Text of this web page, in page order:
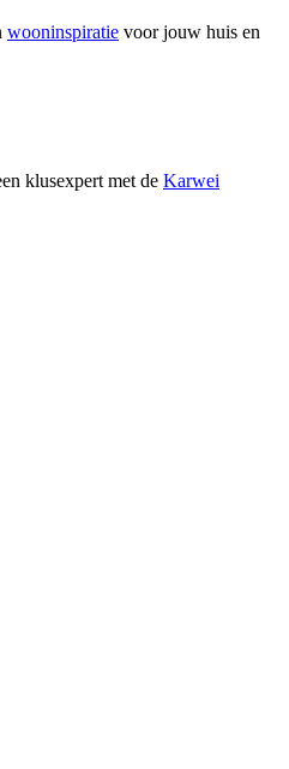
wooninspiratie voor jouw huis en
klusexpert met de Karwei